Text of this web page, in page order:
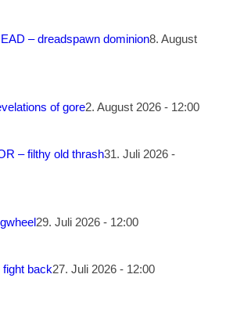
– dreadspawn dominion8. August
of gore2. August 2026 - 12:00
– filthy old thrash31. Juli 2026 -
29. Juli 2026 - 12:00
back27. Juli 2026 - 12:00